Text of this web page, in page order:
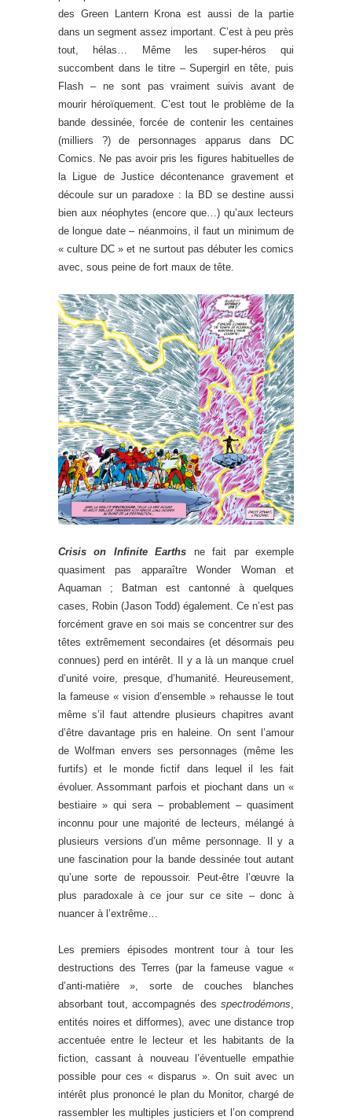
des Green Lantern Krona est aussi de la partie
dans un segment assez important. C’est à peu près
tout, hélas… Même les super-héros qui
succombent dans le titre – Supergirl en tête, puis
Flash – ne sont pas vraiment suivis avant de
mourir héroïquement. C’est tout le problème de la
bande dessinée, forcée de contenir les centaines
(milliers ?) de personnages apparus dans DC
Comics. Ne pas avoir pris les figures habituelles de
la Ligue de Justice décontenance gravement et
découle sur un paradoxe : la BD se destine aussi
bien aux néophytes (encore que…) qu’aux lecteurs
de longue date – néanmoins, il faut un minimum de
« culture DC » et ne surtout pas débuter les comics
avec, sous peine de fort maux de tête.
Crisis on Infinite Earths ne fait par exemple
quasiment pas apparaître Wonder Woman et
Aquaman ; Batman est cantonné à quelques
cases, Robin (Jason Todd) également. Ce n’est pas
forcément grave en soi mais se concentrer sur des
têtes extrêmement secondaires (et désormais peu
connues) perd en intérêt. Il y a là un manque cruel
d’unité voire, presque, d’humanité. Heureusement,
la fameuse « vision d’ensemble » rehausse le tout
même s’il faut attendre plusieurs chapitres avant
d’être davantage pris en haleine. On sent l’amour
de Wolfman envers ses personnages (même les
furtifs) et le monde fictif dans lequel il les fait
évoluer. Assommant parfois et piochant dans un «
bestiaire » qui sera – probablement – quasiment
inconnu pour une majorité de lecteurs, mélangé à
plusieurs versions d’un même personnage. Il y a
une fascination pour la bande dessinée tout autant
qu’une sorte de repoussoir. Peut-être l’œuvre la
plus paradoxale à ce jour sur ce site – donc à
nuancer à l’extrême…
Les premiers épisodes montrent tour à tour les
destructions des Terres (par la fameuse vague «
d’anti-matière », sorte de couches blanches
absorbant tout, accompagnés des spectrodémons,
entités noires et difformes), avec une distance trop
accentuée entre le lecteur et les habitants de la
fiction, cassant à nouveau l’éventuelle empathie
possible pour ces « disparus ». On suit avec un
intérêt plus prononcé le plan du Monitor, chargé de
rassembler les multiples justiciers et l’on comprend